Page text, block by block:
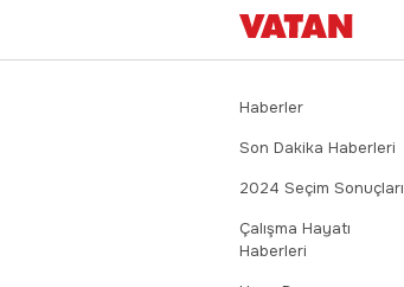
Haberler
Son Dakika Haberleri
2024 Seçim Sonuçları
Çalışma Hayatı
Haberleri